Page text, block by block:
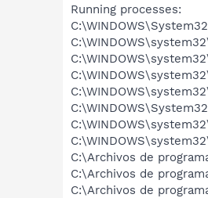
Running processes:
C:\Archivos de
C:\Archivos de
C:\Archivos de